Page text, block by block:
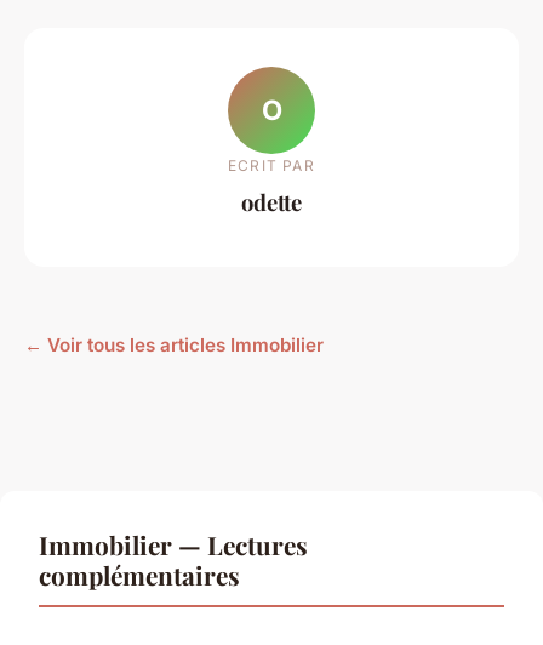
O
ECRIT PAR
odette
← Voir tous les articles Immobilier
Immobilier — Lectures
complémentaires